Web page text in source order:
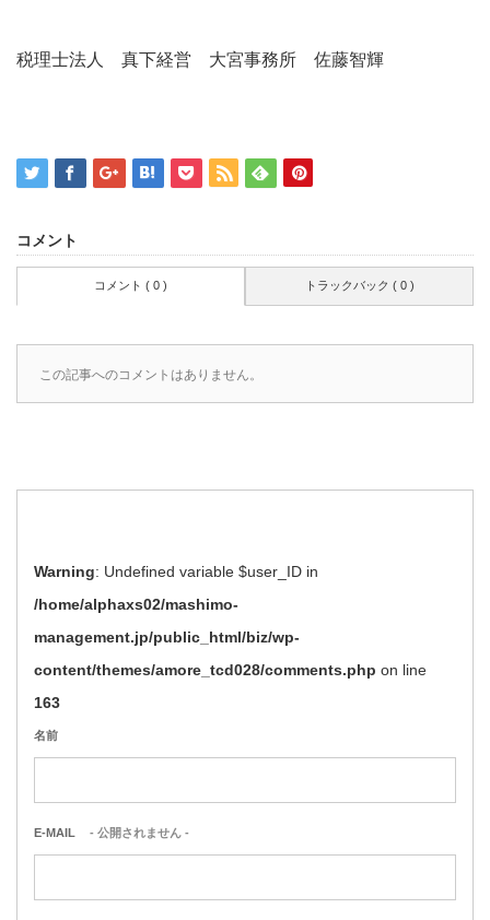
税理士法人 真下経営 大宮事務所 佐藤智輝
コメント
コメント ( 0 ) トラックバック ( 0 )
この記事へのコメントはありません。
Warning
: Undefined variable $user_ID in
/home/alphaxs02/mashimo-
management.jp/public_html/biz/wp-
content/themes/amore_tcd028/comments.php on line
163
名前
E-MAIL - 公開されません -